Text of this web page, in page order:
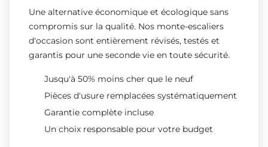
Une alternative économique et écologique sans
compromis sur la qualité. Nos monte-escaliers
d'occasion sont entièrement révisés, testés et
garantis pour une seconde vie en toute sécurité.
Jusqu'à 50% moins cher que le neuf
Pièces d'usure remplacées systématiquement
Garantie complète incluse
Un choix responsable pour votre budget